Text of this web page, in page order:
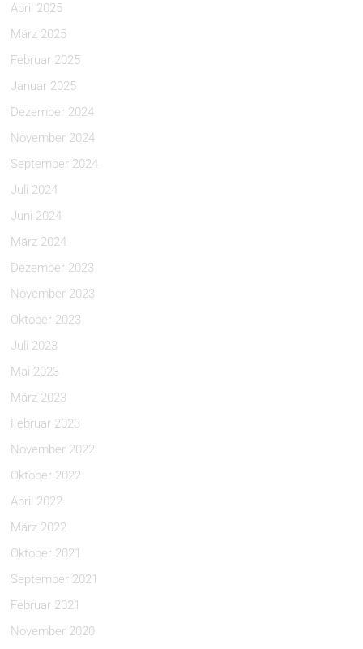
April 2025
März 2025
Februar 2025
Januar 2025
Dezember 2024
November 2024
September 2024
Juli 2024
Juni 2024
März 2024
Dezember 2023
November 2023
Oktober 2023
Juli 2023
Mai 2023
März 2023
Februar 2023
November 2022
Oktober 2022
April 2022
März 2022
Oktober 2021
September 2021
Februar 2021
November 2020